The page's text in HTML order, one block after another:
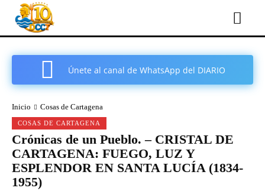
Únete al canal de WhatsApp del DIARIO
Inicio Cosas de Cartagena
COSAS DE CARTAGENA
Crónicas de un Pueblo. – CRISTAL DE
CARTAGENA: FUEGO, LUZ Y
ESPLENDOR EN SANTA LUCÍA (1834-
1955)